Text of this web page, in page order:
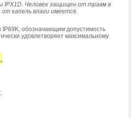
IPX1D. Человек защищен от травм в
капель влаги имеется.
IP69K, обозначающим допустимость
удовлетворяет максимальному